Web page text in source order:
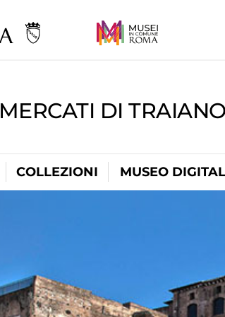
MERCATI DI
COLLEZIONI MUSEO